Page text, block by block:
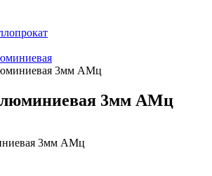
3мм АМц
3мм АМц